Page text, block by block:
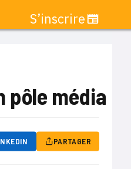
S’inscrire
pôle média
PARTAGER